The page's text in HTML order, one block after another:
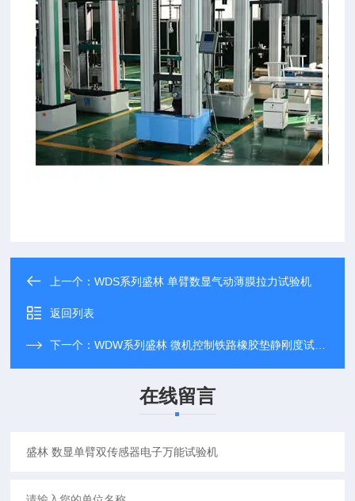
上一个：WDS系列盛林 单臂数显气动薄膜拉力试验机
返回列表
下一个：WDW系列盛林 微机控制铁路橡胶垫静刚度试验机
在线留言